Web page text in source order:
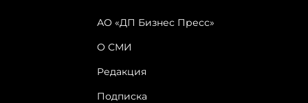
АО «ДП Бизнес Пресс»
О СМИ
Редакция
Подписка